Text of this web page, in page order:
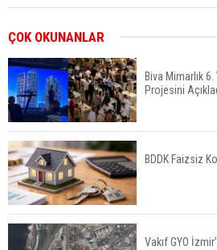
TOKİ 51 İlde 540
Sunuyor
Yatırımcıların Bina
Öne Çıkıyor
ÇOK OKUNANLAR
Biva Mimarlık
Projesini
BDDK Faizsiz
Vakıf GYO